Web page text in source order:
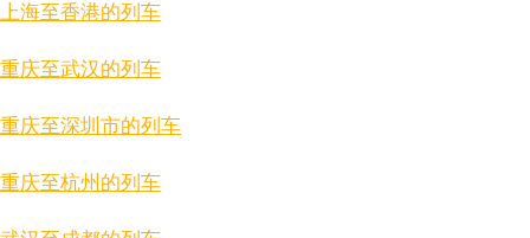
上海至香港的列车
重庆至武汉的列车
重庆至深圳市的列车
重庆至杭州的列车